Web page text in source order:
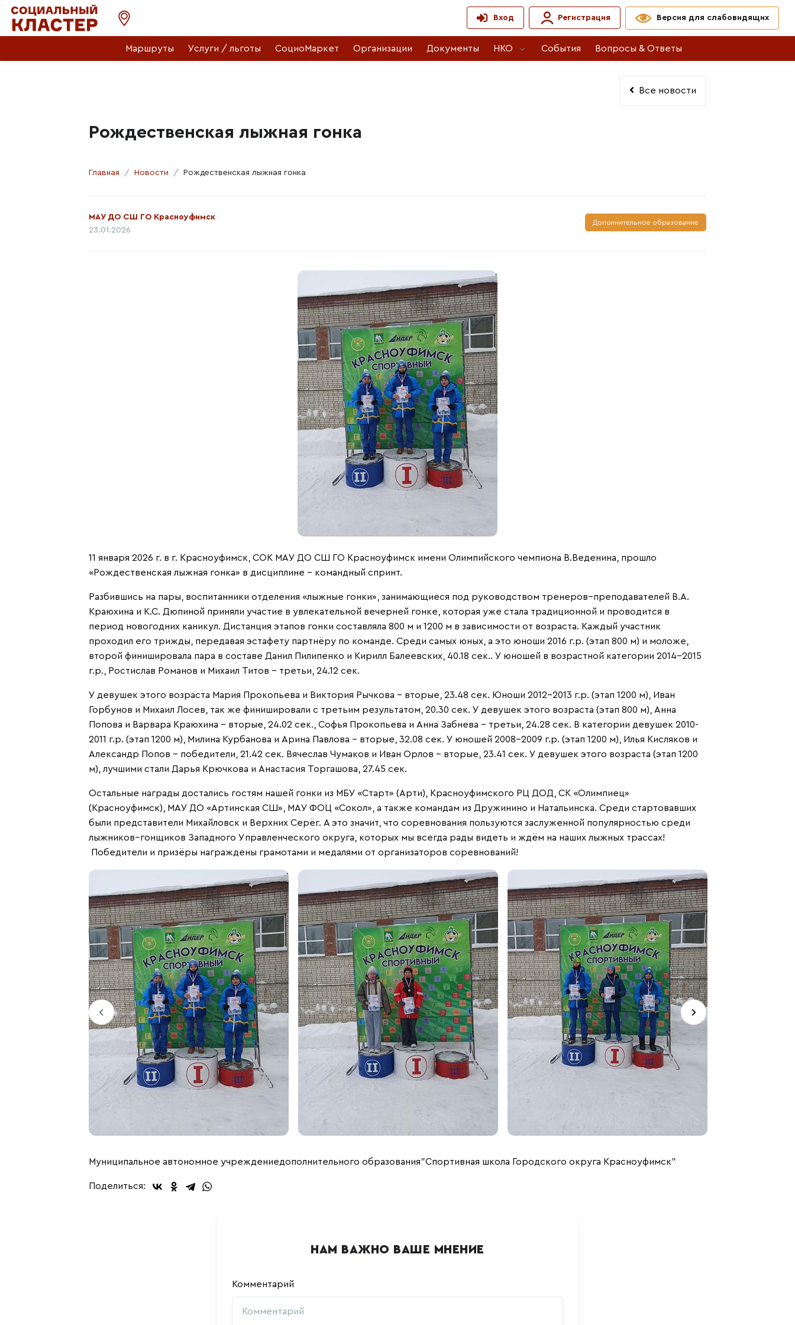
Вход Регистрация Версия для слабовидящих
Маршруты Услуги / льготы СоциоМаркет Организации Документы НКО События Вопросы & Ответы
Все новости
Рождественская лыжная гонка
Главная Новости Рождественская лыжная гонка
Автор:
МАУ ДО СШ ГО Красноуфимск
Дата публикации:
23.01.2026
Дополнительное образование
11 января 2026 г. в г. Красноуфимск, СОК МАУ ДО СШ ГО Красноуфимск имени Олимпийского чемпиона В.Веденина, прошло
«Рождественская лыжная гонка» в дисциплине – командный спринт.
Разбившись на пары, воспитанники отделения «лыжные гонки», занимающиеся под руководством тренеров–преподавателей В.А.
Краюхина и К.С. Дюпиной приняли участие в увлекательной вечерней гонке, которая уже стала традиционной и проводится в
период новогодних каникул. Дистанция этапов гонки составляла 800 м и 1200 м в зависимости от возраста. Каждый участник
проходил его трижды, передавая эстафету партнёру по команде. Среди самых юных, а это юноши 2016 г.р. (этап 800 м) и моложе,
второй финишировала пара в составе Данил Пилипенко и Кирилл Балеевских, 40.18 сек.. У юношей в возрастной категории 2014-2015
г.р., Ростислав Романов и Михаил Титов – третьи, 24.12 сек.
У девушек этого возраста Мария Прокопьева и Виктория Рычкова - вторые, 23.48 сек. Юноши 2012-2013 г.р. (этап 1200 м), Иван
Горбунов и Михаил Лосев, так же финишировали с третьим результатом, 20.30 сек. У девушек этого возраста (этап 800 м), Анна
Попова и Варвара Краюхина – вторые, 24.02 сек., Софья Прокопьева и Анна Забнева – третьи, 24.28 сек. В категории девушек 2010-
2011 г.р. (этап 1200 м), Милина Курбанова и Арина Павлова – вторые, 32.08 сек. У юношей 2008-2009 г.р. (этап 1200 м), Илья Кисляков и
Александр Попов – победители, 21.42 сек. Вячеслав Чумаков и Иван Орлов – вторые, 23.41 сек. У девушек этого возраста (этап 1200
м), лучшими стали Дарья Крючкова и Анастасия Торгашова, 27.45 сек.
Остальные награды достались гостям нашей гонки из МБУ «Старт» (Арти), Красноуфимского РЦ ДОД, СК «Олимпиец»
(Красноуфимск), МАУ ДО «Артинская СШ», МАУ ФОЦ «Сокол», а также командам из Дружинино и Натальинска. Среди стартовавших
были представители Михайловск и Верхних Серёг. А это значит, что соревнования пользуются заслуженной популярностью среди
лыжников–гонщиков Западного Управленческого округа, которых мы всегда рады видеть и ждём на наших лыжных трассах!
Победители и призёры награждены грамотами и медалями от организаторов соревнований!
Муниципальное автономное учреждениедополнительного образования"Спортивная школа Городского округа Красноуфимск"
Поделиться:
НАМ ВАЖНО ВАШЕ МНЕНИЕ
Комментарий